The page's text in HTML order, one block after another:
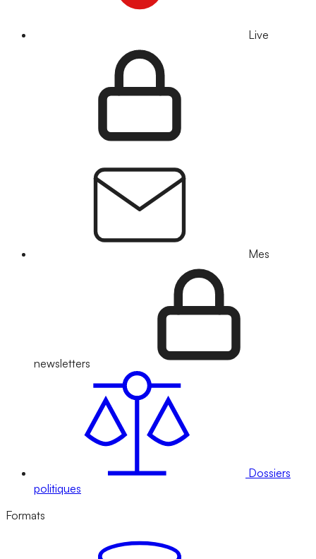
Live
Mes
newsletters
Dossiers
politiques
Formats